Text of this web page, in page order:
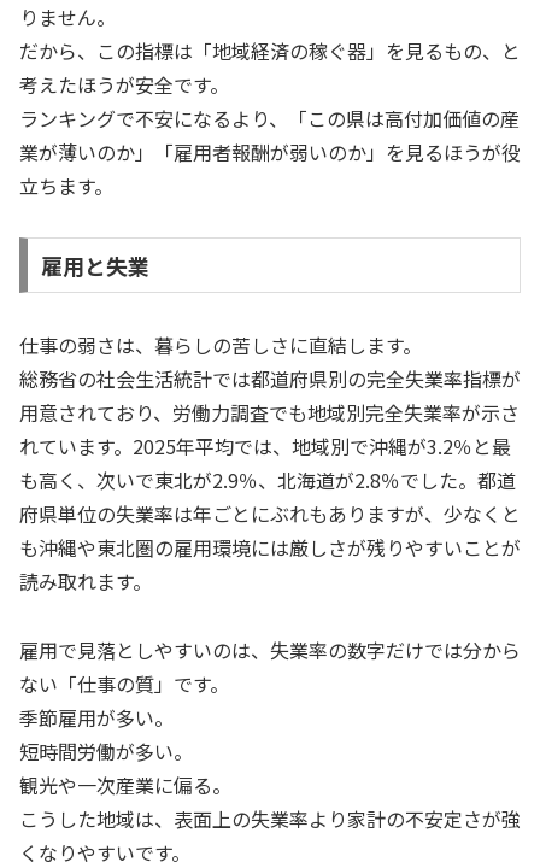
りません。
だから、この指標は「地域経済の稼ぐ器」を見るもの、と
考えたほうが安全です。
ランキングで不安になるより、「この県は高付加価値の産
業が薄いのか」「雇用者報酬が弱いのか」を見るほうが役
立ちます。
雇用と失業
仕事の弱さは、暮らしの苦しさに直結します。
総務省の社会生活統計では都道府県別の完全失業率指標が
用意されており、労働力調査でも地域別完全失業率が示さ
れています。2025年平均では、地域別で沖縄が3.2％と最
も高く、次いで東北が2.9％、北海道が2.8％でした。都道
府県単位の失業率は年ごとにぶれもありますが、少なくと
も沖縄や東北圏の雇用環境には厳しさが残りやすいことが
読み取れます。
雇用で見落としやすいのは、失業率の数字だけでは分から
ない「仕事の質」です。
季節雇用が多い。
短時間労働が多い。
観光や一次産業に偏る。
こうした地域は、表面上の失業率より家計の不安定さが強
くなりやすいです。